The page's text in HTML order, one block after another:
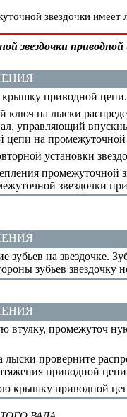
звездочки имеет
звездочки приводной
приводной цепи.
ключ на лыски
управляющий
цепи на промежуточной
установки
промежуточной
звездочки
зубьев на звездочке.
зубьев звездочку
втулку, промежуточ
лыски проверните
приводной
крышку приводной